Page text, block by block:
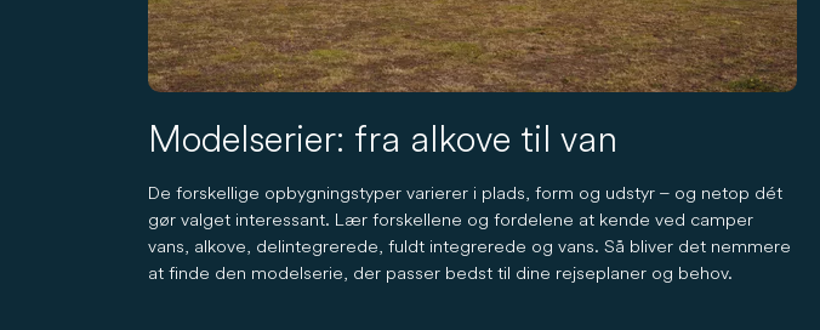
Modelserier: fra alkove til van
De forskellige opbygningstyper varierer i plads, form og udstyr – og netop dét
gør valget interessant. Lær forskellene og fordelene at kende ved camper
vans, alkove, delintegrerede, fuldt integrerede og vans. Så bliver det nemmere
at finde den modelserie, der passer bedst til dine rejseplaner og behov.